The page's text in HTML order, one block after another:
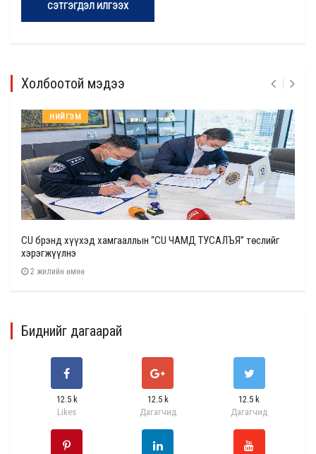
СЭТГЭГДЭЛ ИЛГЭЭХ
Холбоотой мэдээ
НИЙГЭМ
CU брэнд хүүхэд хамгааллын “CU ЧАМД ТУСАЛЪЯ” төслийг
хэрэгжүүлнэ
2 жилийн өмнө
Биднийг дагаарай
12.5 k
Likes
12.5 k
Дагагчид
12.5 k
Дагагчид